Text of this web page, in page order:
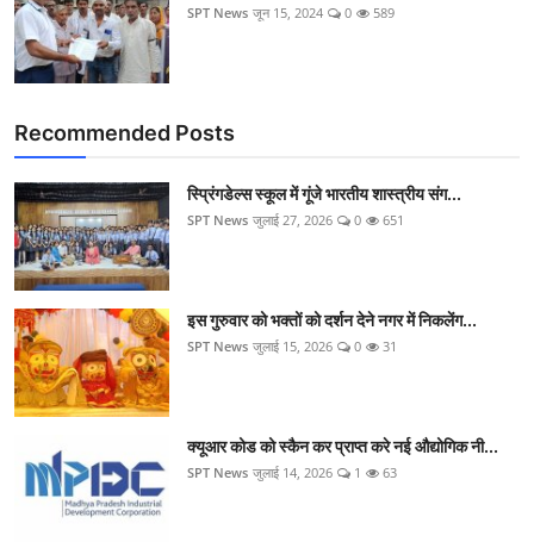
SPT News जून 15, 2024 0 589
Recommended Posts
स्प्रिंगडेल्स स्कूल में गूंजे भारतीय शास्त्रीय संग...
SPT News जुलाई 27, 2026 0 651
इस गुरुवार को भक्तों को दर्शन देने नगर में निकलेंग...
SPT News जुलाई 15, 2026 0 31
क्यूआर कोड को स्कैन कर प्राप्त करे नई औद्योगिक नी...
SPT News जुलाई 14, 2026 1 63